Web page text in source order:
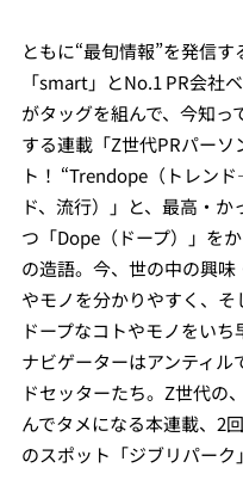
ともに“最旬情報”を発信
「smart」とNo.1 PR会社
がタッグを組んで、今知
する連載「Z世代PRパー
ト！ “Trendope（トレン
ド、流行）」と、最高・
つ「Dope（ドープ）」を
の造語。今、世の中の興
やモノを分かりやすく、
ドープなコトやモノをいち
ナビゲーターはアンティ
ドセッターたち。Z世代の
んでタメになる本連載、2
のスポット「ジブリパーク